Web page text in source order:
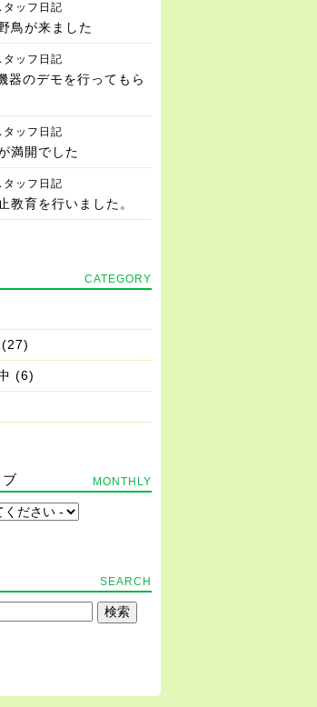
ッフ日記
鳥が来ました
ッフ日記
のデモを行ってもら
ッフ日記
満開でした
ッフ日記
教育を行いました。
CATEGORY
(27)
(6)
MONTHLY
SEARCH